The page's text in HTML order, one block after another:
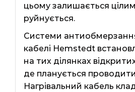
цьому залишається цілим
руйнується.
Системи антиобмерзання
кабелі Hemstedt
на тих ділянках
де планується проводити
Нагрівальний кабель